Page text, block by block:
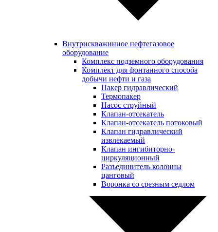
Внутрискважинное нефтегазовое
оборудование
Комплекс подземного оборудования
Комплект для фонтанного способа
добычи нефти и газа
Пакер гидравлический
Термопакер
Насос струйный
Клапан-отсекатель
Клапан-отсекатель потоковый
Клапан гидравлический
извлекаемый
Клапан ингибиторно-
циркуляционный
Разъединитель колонны
цанговый
Воронка со срезным седлом